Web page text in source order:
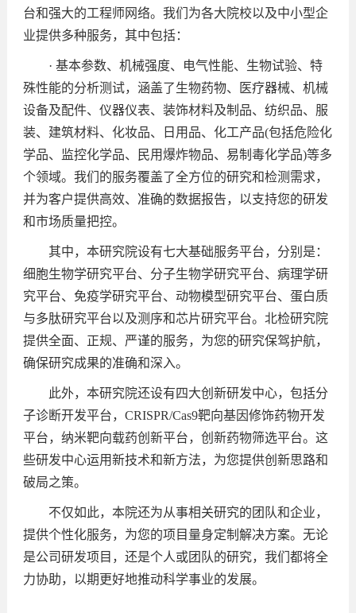
台和强大的工程师网络。我们为各大院校以及中小型企
业提供多种服务，其中包括：
· 基本参数、机械强度、电气性能、生物试验、特
殊性能的分析测试，涵盖了生物药物、医疗器械、机械
设备及配件、仪器仪表、装饰材料及制品、纺织品、服
装、建筑材料、化妆品、日用品、化工产品(包括危险化
学品、监控化学品、民用爆炸物品、易制毒化学品)等多
个领域。我们的服务覆盖了全方位的研究和检测需求，
并为客户提供高效、准确的数据报告，以支持您的研发
和市场质量把控。
其中，本研究院设有七大基础服务平台，分别是：
细胞生物学研究平台、分子生物学研究平台、病理学研
究平台、免疫学研究平台、动物模型研究平台、蛋白质
与多肽研究平台以及测序和芯片研究平台。北检研究院
提供全面、正规、严谨的服务，为您的研究保驾护航，
确保研究成果的准确和深入。
此外，本研究院还设有四大创新研发中心，包括分
子诊断开发平台，CRISPR/Cas9靶向基因修饰药物开发
平台，纳米靶向载药创新平台，创新药物筛选平台。这
些研发中心运用新技术和新方法，为您提供创新思路和
破局之策。
不仅如此，本院还为从事相关研究的团队和企业，
提供个性化服务，为您的项目量身定制解决方案。无论
是公司研发项目，还是个人或团队的研究，我们都将全
力协助，以期更好地推动科学事业的发展。